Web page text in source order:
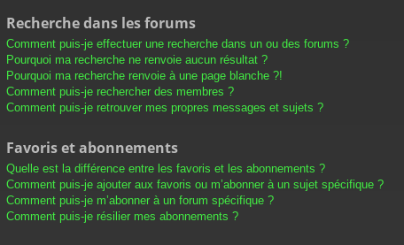
Recherche dans les forums
Comment puis-je effectuer une recherche dans un ou des forums ?
Pourquoi ma recherche ne renvoie aucun résultat ?
Pourquoi ma recherche renvoie à une page blanche ?!
Comment puis-je rechercher des membres ?
Comment puis-je retrouver mes propres messages et sujets ?
Favoris et abonnements
Quelle est la différence entre les favoris et les abonnements ?
Comment puis-je ajouter aux favoris ou m’abonner à un sujet spécifique ?
Comment puis-je m’abonner à un forum spécifique ?
Comment puis-je résilier mes abonnements ?